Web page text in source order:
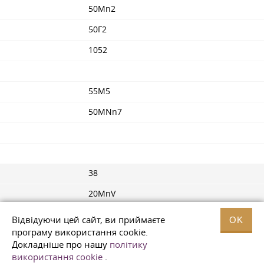
Відвідуючи цей сайт, ви приймаєте
програму використання cookie.
Докладніше про нашу політику
використання cookie .
OK
50Mn2
50Г2
1052
55M5
50MNn7
38
20MnV